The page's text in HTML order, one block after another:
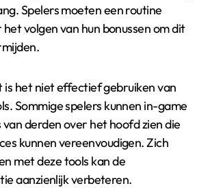
Spelers moeten een routine
volgen van hun bonussen om dit
is het niet effectief gebruiken van
Sommige spelers kunnen in-game
derden over het hoofd zien die
kunnen vereenvoudigen. Zich
met deze tools kan de
aanzienlijk verbeteren.